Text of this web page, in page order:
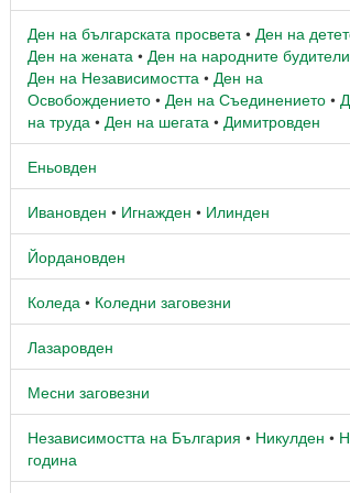
Ден на българската просвета • Ден на
Ден на жената • Ден на народните будители
Ден на Независимостта • Ден на
Освобождението • Ден на Съединението •
на труда • Ден на шегата • Димитровден
Еньовден
Ивановден • Игнажден • Илинден
Йордановден
Коледа • Коледни заговезни
Лазаровден
Месни заговезни
Независимостта на България • Никулден •
година